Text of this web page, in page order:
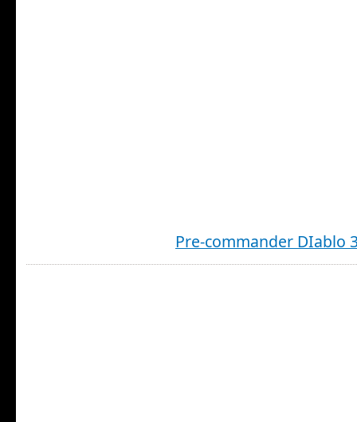
Pre-commander DIablo